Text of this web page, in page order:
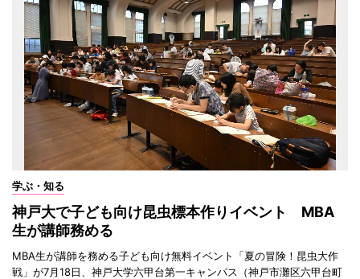
学ぶ・知る
神戸大で子ども向け昆虫標本作りイベント MBA
生が講師務める
MBA生が講師を務める子ども向け無料イベント「夏の冒険！昆虫大作
戦」が7月18日、神戸大学六甲台第一キャンパス（神戸市灘区六甲台町